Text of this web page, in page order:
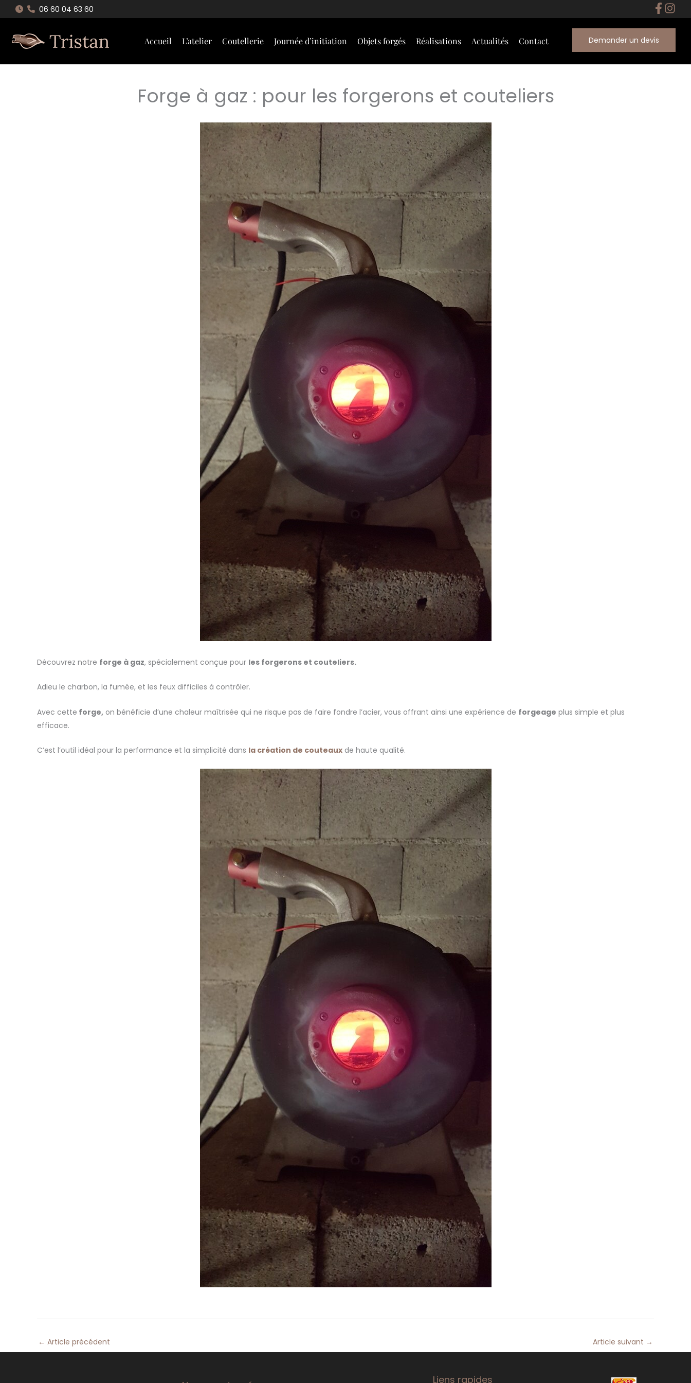
au
contenu
06 60 04 63 60
Accueil L’atelier Coutellerie Journée d’initiation Objets forgés Réalisations Actualités Contact Demander un devis
Forge à gaz : pour les forgerons et couteliers
Découvrez notre forge à gaz, spécialement conçue pour les forgerons et couteliers.
Adieu le charbon, la fumée, et les feux difficiles à contrôler.
Avec cette forge, on bénéficie d’une chaleur maîtrisée qui ne risque pas de faire fondre l’acier, vous offrant ainsi une expérience de forgeage plus simple et plus
efficace.
C’est l’outil idéal pour la performance et la simplicité dans la création de couteaux de haute qualité.
← Article précédent Article suivant →
Liens rapides